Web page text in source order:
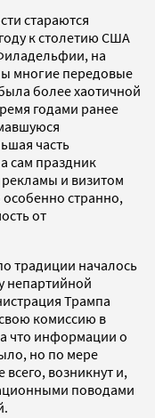
стараются
к столетию США
на
многие передовые
более хаотичной
годами ранее
часть
сам праздник
и визитом
странно,
от
традиции началось
непартийной
Трампа
комиссию в
что информации о
но по мере
возникнут и,
поводами